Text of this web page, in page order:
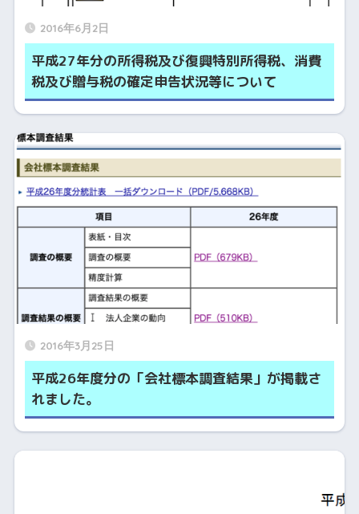
2016年6月2日
平成27年分の所得税及び復興特別所得税、消費
税及び贈与税の確定申告状況等について
2016年3月25日
平成26年度分の「会社標本調査結果」が掲載さ
れました。